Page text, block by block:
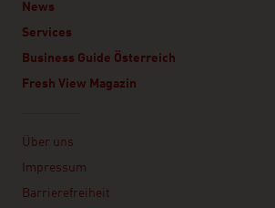
News
Services
Business Guide Österreich
Fresh View Magazin
Über uns
Impressum
Barrierefreiheit